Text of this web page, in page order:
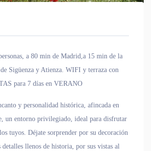
a 80 min de Madrid,a 15 min de la
Sigüenza y Atienza. WIFI y terraza con
para 7 días en VERANO
y personalidad histórica, afincada en
un entorno privilegiado, ideal para disfrutar
tuyos. Déjate sorprender por su decoración
detalles llenos de historia, por sus vistas al